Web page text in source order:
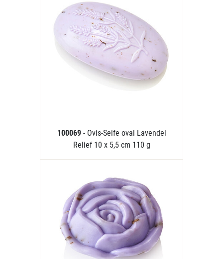
100069 - Ovis-Seife oval Lavendel
Relief 10 x 5,5 cm 110 g